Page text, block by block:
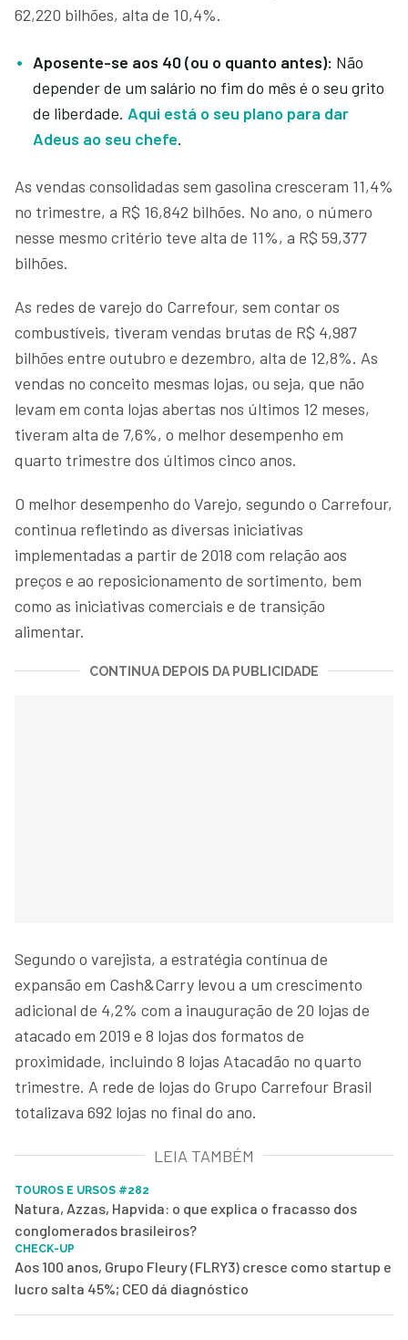
62,220 bilhões, alta de 10,4%.
Aposente-se aos 40 (ou o quanto antes): Não
depender de um salário no fim do mês é o seu grito
de liberdade. Aqui está o seu plano para dar
Adeus ao seu chefe.
As vendas consolidadas sem gasolina cresceram 11,4%
no trimestre, a R$ 16,842 bilhões. No ano, o número
nesse mesmo critério teve alta de 11%, a R$ 59,377
bilhões.
As redes de varejo do Carrefour, sem contar os
combustíveis, tiveram vendas brutas de R$ 4,987
bilhões entre outubro e dezembro, alta de 12,8%. As
vendas no conceito mesmas lojas, ou seja, que não
levam em conta lojas abertas nos últimos 12 meses,
tiveram alta de 7,6%, o melhor desempenho em
quarto trimestre dos últimos cinco anos.
O melhor desempenho do Varejo, segundo o Carrefour,
continua refletindo as diversas iniciativas
implementadas a partir de 2018 com relação aos
preços e ao reposicionamento de sortimento, bem
como as iniciativas comerciais e de transição
alimentar.
CONTINUA DEPOIS DA PUBLICIDADE
Segundo o varejista, a estratégia contínua de
expansão em Cash&Carry levou a um crescimento
adicional de 4,2% com a inauguração de 20 lojas de
atacado em 2019 e 8 lojas dos formatos de
proximidade, incluindo 8 lojas Atacadão no quarto
trimestre. A rede de lojas do Grupo Carrefour Brasil
totalizava 692 lojas no final do ano.
LEIA TAMBÉM
TOUROS E URSOS #282
Natura, Azzas, Hapvida: o que explica o fracasso dos
conglomerados brasileiros?
CHECK-UP
Aos 100 anos, Grupo Fleury (FLRY3) cresce como startup e
lucro salta 45%; CEO dá diagnóstico